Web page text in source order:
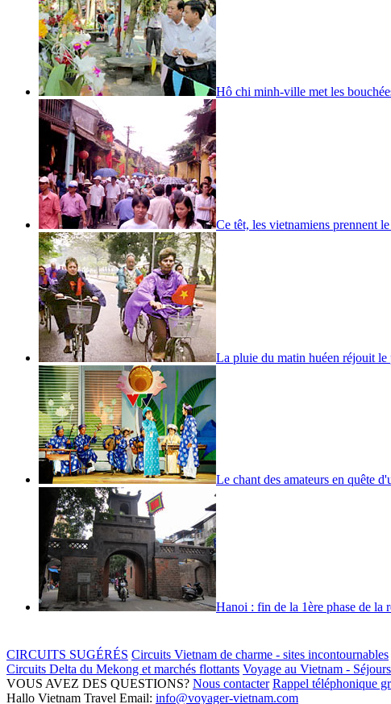
Hô chi minh-ville met les
Ce têt, les vietnamiens prennent
La pluie du matin huéen réjouit le
Le chant des amateurs en quête
Hanoi : fin de la 1ère phase de la
CIRCUITS SUGÉRÉS Circuits Vietnam de charme - sites incontournables
Circuits Delta du Mekong et marchés flottants Voyage au Vietnam -
VOUS AVEZ DES QUESTIONS? Nous contacter Rappel téléphonique
Hallo Vietnam Travel Email: info@voyager-vietnam.com